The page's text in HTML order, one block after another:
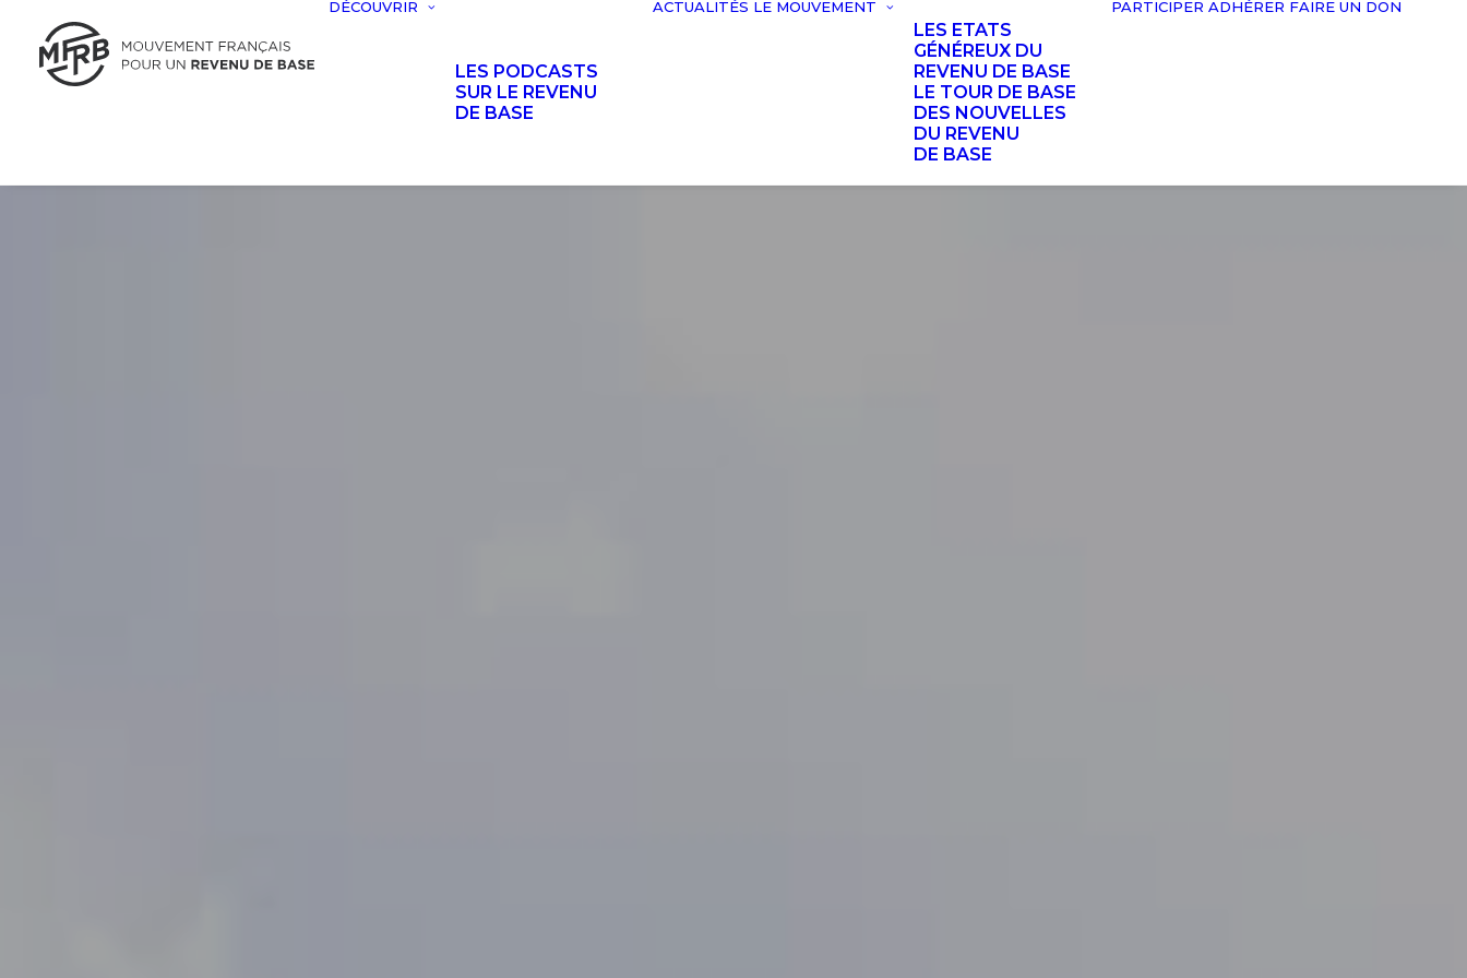
DÉCOUVRIR
LES PODCASTS
SUR LE REVENU
DE BASE
ACTUALITÉS LE MOUVEMENT
LES ETATS
GÉNÉREUX DU
REVENU DE BASE
LE TOUR DE BASE
DES NOUVELLES
DU REVENU
DE BASE
PARTICIPER ADHÉRER FAIRE UN DON